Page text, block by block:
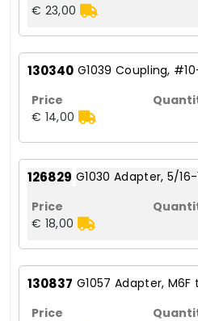
€ 23,00
130340 G1039 Coupling,
€ 14,00
126829 G1030 Adapter, 5/
€ 18,00
130837 G1057 Adapter,